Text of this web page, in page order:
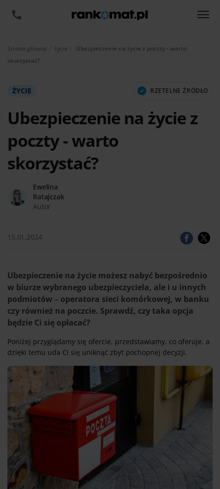
Strona główna życie Aktualnie:
Ubezpieczenie na życie z poczty - warto
skorzystać?
ŻYCIE RZETELNE ŹRÓDŁO
Ubezpieczenie na życie z
poczty - warto
skorzystać?
Ewelina
Ratajczak
Autor
15.01.2024
Ubezpieczenie na życie możesz nabyć bezpośrednio
w biurze wybranego ubezpieczyciela, ale i u innych
podmiotów – operatora sieci komórkowej, w banku
czy również na poczcie. Sprawdź, czy taka opcja
będzie Ci się opłacać?
Poniżej przyglądamy się ofercie, przedstawiamy, co oferuje, a
dzięki temu uda Ci się uniknąć zbyt pochopnej decyzji.